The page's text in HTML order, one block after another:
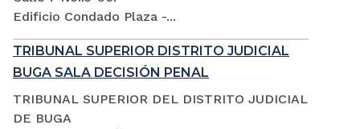
Edificio Condado Plaza -...
TRIBUNAL SUPERIOR DISTRITO JUDICIAL
BUGA SALA DECISIÓN PENAL
TRIBUNAL SUPERIOR DEL DISTRITO JUDICIAL
DE BUGA